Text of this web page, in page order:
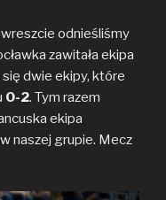
wreszcie odnieśliśmy
zawitała ekipa
się dwie ekipy, które
0-2. Tym razem
ekipa
naszej grupie. Mecz